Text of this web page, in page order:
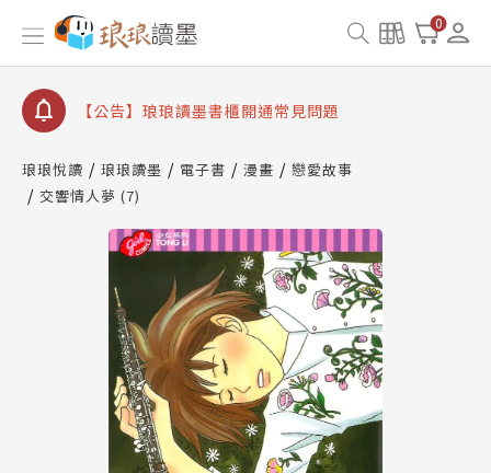
0
【公告】琅琅書店服務升級重要說明及資產合併結果
查詢
【公告】琅琅讀墨數位閱讀資產合併與書櫃開通申請
【公告】琅琅讀墨書櫃開通常見問題
請圖文教學
【公告】琅琅書店服務升級重要說明及資產合併結果
查詢
【公告】琅琅讀墨數位閱讀資產合併與書櫃開通申請
琅琅悅讀 琅琅讀墨 電子書 漫畫
戀愛故事
交響情人夢 (7)